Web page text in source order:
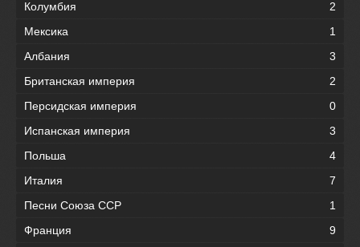
Колумбия
2
Мексика
1
Албания
3
Британская империя
2
Персидская империя
0
Испанская империя
3
Польша
4
Италия
7
Песни Союза ССР
1
Франция
9